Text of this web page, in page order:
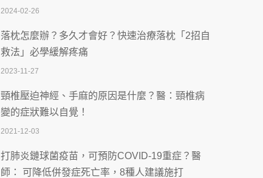
2026-07-08
體溫飆破41度！醫連收兩例中暑病例：致死
率達8成
2026-07-07
深耕萬華55年 西園醫院回顧發展歷程與智慧
醫療布局
2026-07-06
【115年臺北市「防癌保衛戰：健康好禮一手
刮」】 宣導
2024-02-26
落枕怎麼辦？多久才會好？快速治療落枕「2招自
救法」必學緩解疼痛
2023-11-27
頸椎壓迫神經、手麻的原因是什麼？醫：頸椎病
變的症狀難以自覺！
2021-12-03
打肺炎鏈球菌疫苗，可預防COVID-19重症？醫
師： 可降低併發症死亡率，8種人建議施打